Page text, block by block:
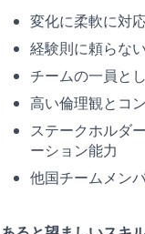
変化に柔軟に対
経験則に頼らな
チームの一員と
高い倫理観とコ
ステークホルダ
ーション能力
他国チームメン